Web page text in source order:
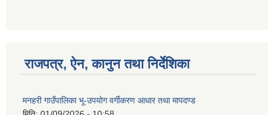
राजपत्र, ऐन, कानुन तथा निर्देशिका
मनहरी गाउँपालिका भू-उपयोग वर्गीकरण आधार तथा मापदण्ड